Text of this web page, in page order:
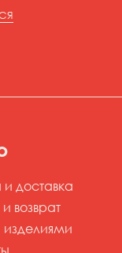
доставка
возврат
изделиями